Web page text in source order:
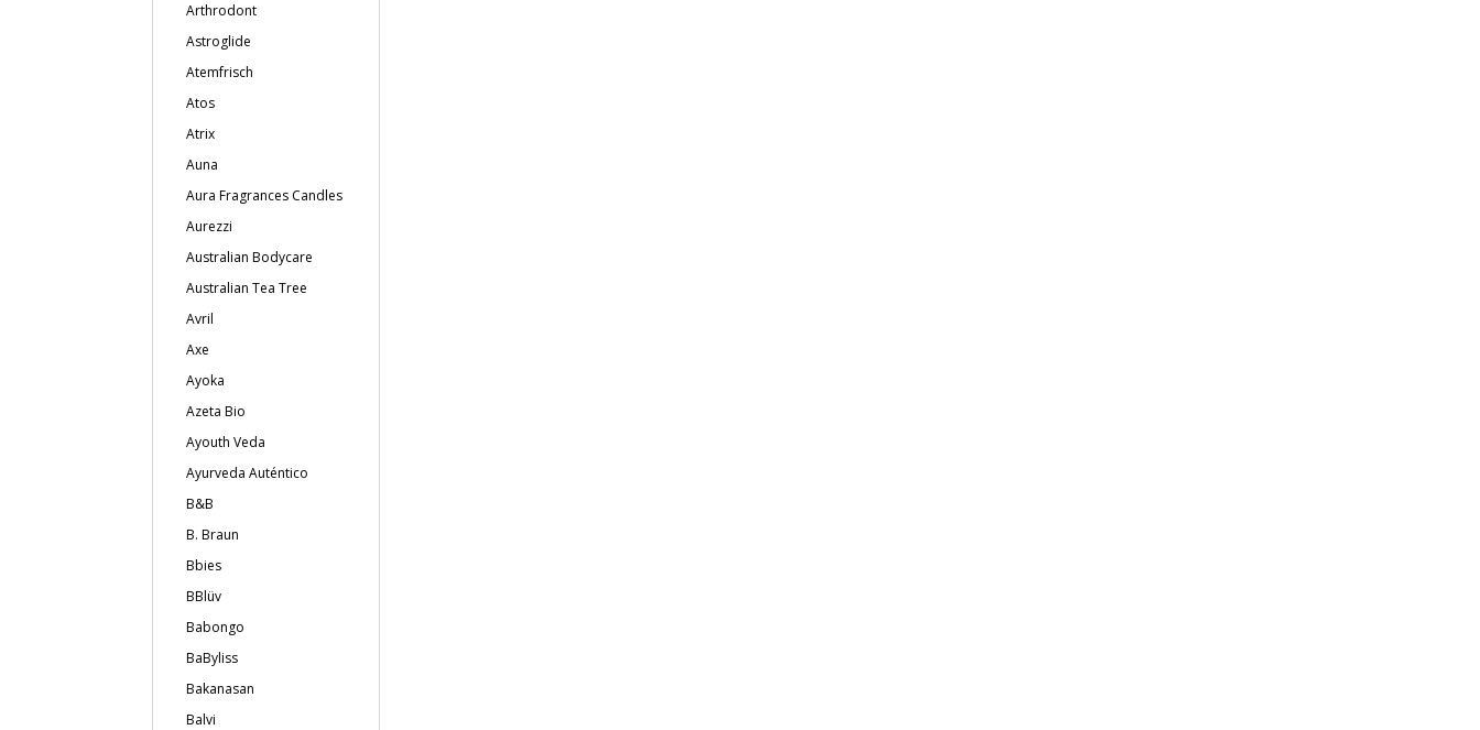
Arthrodont
Astroglide
Atemfrisch
Atos
Atrix
Auna
Aura Fragrances Candles
Aurezzi
Australian Bodycare
Australian Tea Tree
Avril
Axe
Ayoka
Azeta Bio
Ayouth Veda
Ayurveda Auténtico
B&B
B. Braun
Bbies
BBlüv
Babongo
BaByliss
Bakanasan
Balvi